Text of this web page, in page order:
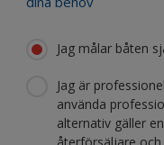
Jag målar båten
Jag är
använda
alternativ gäller
återförsäljare och
Dra